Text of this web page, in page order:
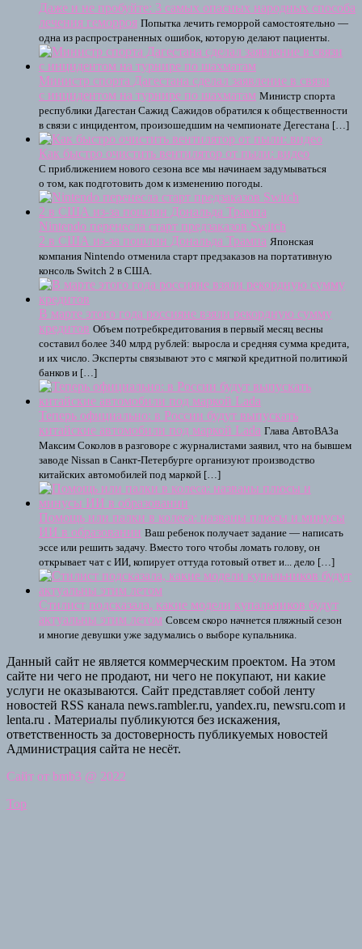
Даже и не пробуйте: 3 самых опасных народных способа
лечения геморроя Попытка лечить геморрой самостоятельно —
одна из распространенных ошибок, которую делают пациенты.
Министр спорта Дагестана сделал заявление в связи
с инцидентом на турнире по шахматам Министр спорта
республики Дагестан Сажид Сажидов обратился к общественности
в связи с инцидентом, произошедшим на чемпионате Дегестана […]
Как быстро очистить вентилятор от пыли: видео
С приближением нового сезона все мы начинаем задумываться
о том, как подготовить дом к изменению погоды.
Nintendo перенесла старт предзаказов Switch
2 в США из-за пошлин Дональда Трампа Японская
компания Nintendo отменила старт предзаказов на портативную
консоль Switch 2 в США.
В марте этого года россияне взяли рекордную сумму
кредитов Объем потребкредитования в первый месяц весны
составил более 340 млрд рублей: выросла и средняя сумма кредита,
и их число. Эксперты связывают это с мягкой кредитной политикой
банков и […]
Теперь официально: в России будут выпускать
китайские автомобили под маркой Lada Глава АвтоВАЗа
Максим Соколов в разговоре с журналистами заявил, что на бывшем
заводе Nissan в Санкт-Петербурге организуют производство
китайских автомобилей под маркой […]
Помощь или палки в колеса: названы плюсы и минусы
ИИ в образовании Ваш ребенок получает задание — написать
эссе или решить задачу. Вместо того чтобы ломать голову, он
открывает чат с ИИ, копирует оттуда готовый ответ и... дело […]
Стилист подсказала, какие модели купальников будут
актуальны этим летом Совсем скоро начнется пляжный сезон
и многие девушки уже задумались о выборе купальника.
Данный сайт не является коммерческим проектом. На этом
сайте ни чего не продают, ни чего не покупают, ни какие
услуги не оказываются. Сайт представляет собой ленту
новостей RSS канала news.rambler.ru, yandex.ru, newsru.com и
lenta.ru . Материалы публикуются без искажения,
ответственность за достоверность публикуемых новостей
Администрация сайта не несёт.
Сайт от bmb3 @ 2022
Top